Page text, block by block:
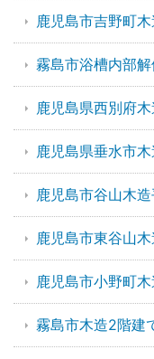
鹿児島市吉野町
霧島市浴槽内部
鹿児島県西別府
鹿児島県垂水市
鹿児島市谷山木
鹿児島市東谷山
鹿児島市小野町
霧島市木造2階建